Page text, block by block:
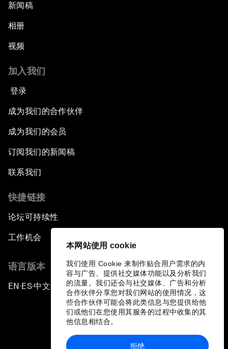
本网站使用 cookie
我们使用 Cookie 来制作贴合用户需求的内
容与广告、提供社交媒体功能以及分析我们
的流量。我们还会与社交媒体、广告和分析
合作伙伴分享您对我们网站的使用情况，这
些合作伙伴可能会将此类信息与您提供给他
们或他们在您使用其服务的过程中收集的其
他信息相结合。
拒绝
新闻稿
相册
视频
加入我们
登录
成为我们的合作伙伴
成为我们的会员
订阅我们的新闻稿
联系我们
快捷链接
论坛可持续性
工作机会
语言版本
EN ▪ ES▪中文▪ 日本語